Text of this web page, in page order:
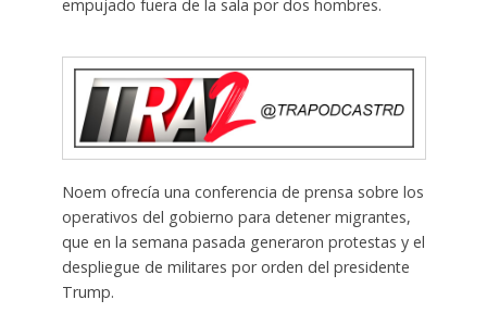
empujado fuera de la sala por dos hombres.
Noem ofrecía una conferencia de prensa sobre los
operativos del gobierno para detener migrantes,
que en la semana pasada generaron protestas y el
despliegue de militares por orden del presidente
Trump.